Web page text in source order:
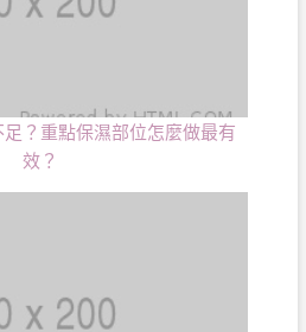
？重點保濕部位怎麼做最有
效？